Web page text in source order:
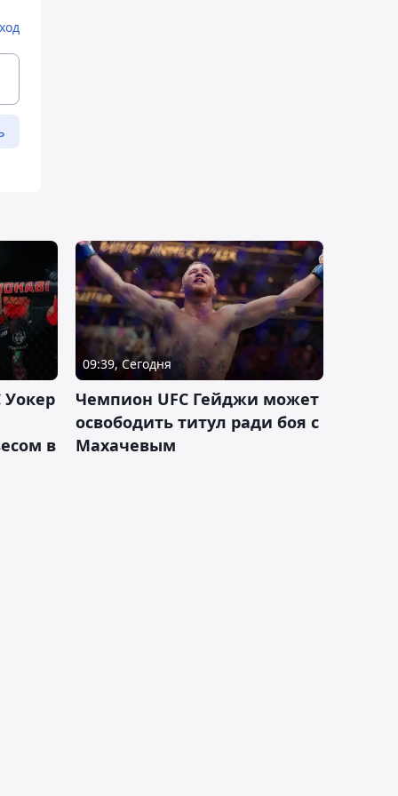
Уокер
в
09:39, Сегодня
Чемпион UFC Гейджи может
освободить титул ради боя с
Махачевым